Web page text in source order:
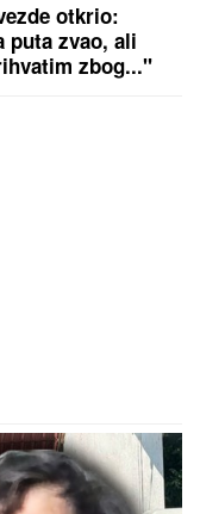
otkrio:
puta zvao, ali
zbog..."